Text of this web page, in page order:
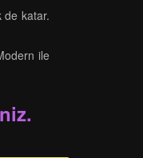
de katar.
ile